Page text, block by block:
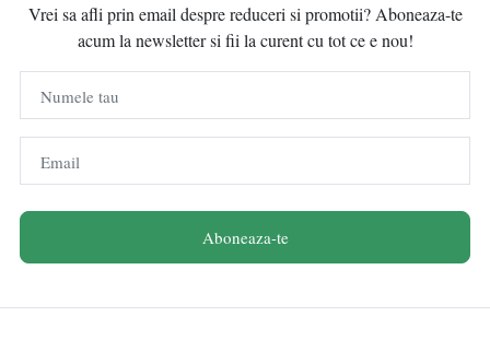
Vrei sa afli prin email despre reduceri si promotii? Aboneaza-te
acum la newsletter si fii la curent cu tot ce e nou!
Numele tau
Email
Aboneaza-te